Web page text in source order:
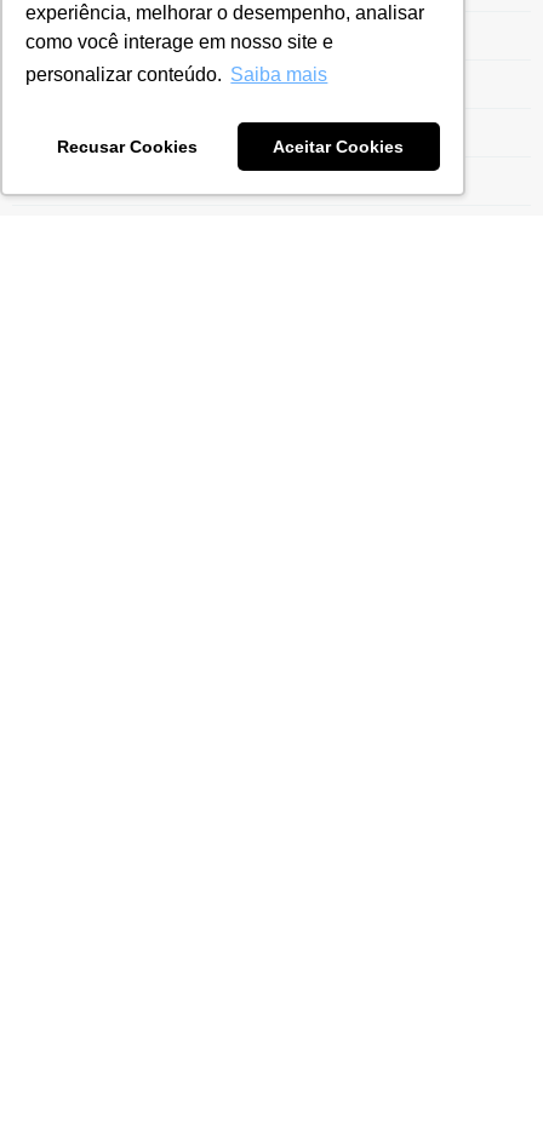
experiência, melhorar o desempenho, analisar
como você interage em nosso site e
personalizar conteúdo. Saiba mais
Recusar Cookies Aceitar Cookies
SPED Fiscal
Suspensão de Impostos